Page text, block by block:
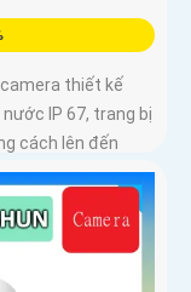
camera thiết kế
IP 67, trang bị
cách lên đến
được người và